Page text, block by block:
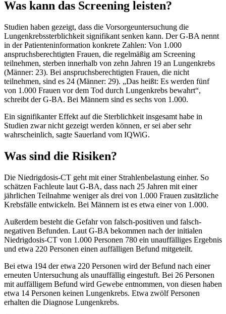
Was kann das Screening leisten?
Studien haben gezeigt, dass die Vorsorgeuntersuchung die
Lungenkrebssterblichkeit signifikant senken kann. Der G-BA nennt
in der Patienteninformation konkrete Zahlen: Von 1.000
anspruchsberechtigten Frauen, die regelmäßig am Screening
teilnehmen, sterben innerhalb von zehn Jahren 19 an Lungenkrebs
(Männer: 23). Bei anspruchsberechtigten Frauen, die nicht
teilnehmen, sind es 24 (Männer: 29). „Das heißt: Es werden fünf
von 1.000 Frauen vor dem Tod durch Lungenkrebs bewahrt“,
schreibt der G-BA. Bei Männern sind es sechs von 1.000.
Ein signifikanter Effekt auf die Sterblichkeit insgesamt habe in
Studien zwar nicht gezeigt werden können, er sei aber sehr
wahrscheinlich, sagte Sauerland vom IQWiG.
Was sind die Risiken?
Die Niedrigdosis-CT geht mit einer Strahlenbelastung einher. So
schätzen Fachleute laut G-BA, dass nach 25 Jahren mit einer
jährlichen Teilnahme weniger als drei von 1.000 Frauen zusätzliche
Krebsfälle entwickeln. Bei Männern ist es etwa einer von 1.000.
Außerdem besteht die Gefahr von falsch-positiven und falsch-
negativen Befunden. Laut G-BA bekommen nach der initialen
Niedrigdosis-CT von 1.000 Personen 780 ein unauffälliges Ergebnis
und etwa 220 Personen einen auffälligen Befund mitgeteilt.
Bei etwa 194 der etwa 220 Personen wird der Befund nach einer
erneuten Untersuchung als unauffällig eingestuft. Bei 26 Personen
mit auffälligem Befund wird Gewebe entnommen, von diesen haben
etwa 14 Personen keinen Lungenkrebs. Etwa zwölf Personen
erhalten die Diagnose Lungenkrebs.